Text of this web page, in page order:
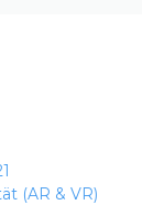
(AR & VR)